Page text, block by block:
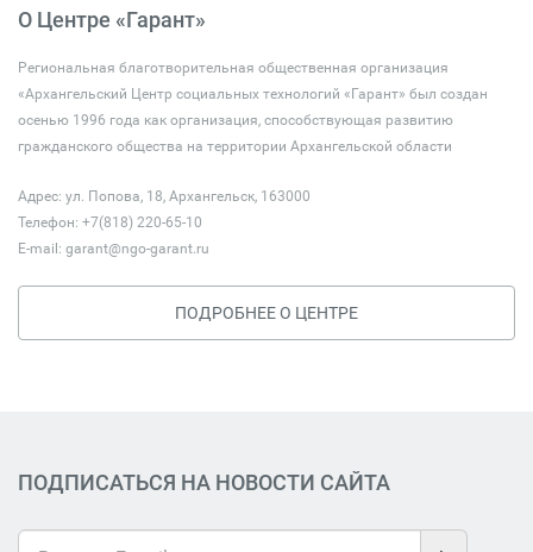
О Центре «Гарант»
Региональная благотворительная общественная организация
«Архангельский Центр социальных технологий «Гарант» был создан
осенью 1996 года как организация, способствующая развитию
гражданского общества на территории Архангельской области
Адрес: ул. Попова, 18, Архангельск, 163000
Телефон: +7(818) 220-65-10
E-mail: garant@ngo-garant.ru
ПОДРОБНЕЕ О ЦЕНТРЕ
ПОДПИСАТЬСЯ НА НОВОСТИ САЙТА